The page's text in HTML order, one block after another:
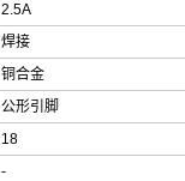
2.5A
焊接
铜合金
公形引脚
18
-